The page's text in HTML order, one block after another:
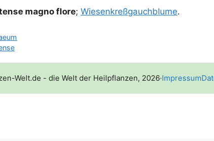
mag­no flo­re; Wie­sen­k­reß­gauch­blu­me.
Welt.de - die Welt der Heilpflanzen, 2026·Impressum